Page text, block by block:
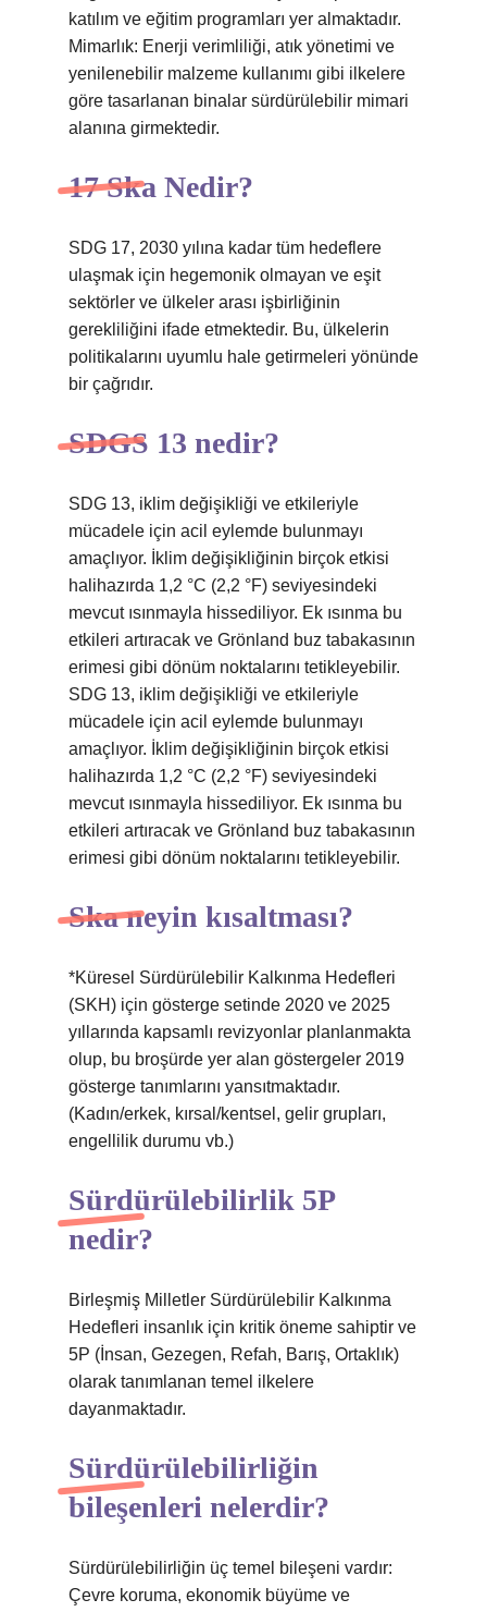
katılım ve eğitim programları yer almaktadır.
Mimarlık: Enerji verimliliği, atık yönetimi ve
yenilenebilir malzeme kullanımı gibi ilkelere
göre tasarlanan binalar sürdürülebilir mimari
alanına girmektedir.
17 Ska Nedir?
SDG 17, 2030 yılına kadar tüm hedeflere
ulaşmak için hegemonik olmayan ve eşit
sektörler ve ülkeler arası işbirliğinin
gerekliliğini ifade etmektedir. Bu, ülkelerin
politikalarını uyumlu hale getirmeleri yönünde
bir çağrıdır.
SDGS 13 nedir?
SDG 13, iklim değişikliği ve etkileriyle
mücadele için acil eylemde bulunmayı
amaçlıyor. İklim değişikliğinin birçok etkisi
halihazırda 1,2 °C (2,2 °F) seviyesindeki
mevcut ısınmayla hissediliyor. Ek ısınma bu
etkileri artıracak ve Grönland buz tabakasının
erimesi gibi dönüm noktalarını tetikleyebilir.
SDG 13, iklim değişikliği ve etkileriyle
mücadele için acil eylemde bulunmayı
amaçlıyor. İklim değişikliğinin birçok etkisi
halihazırda 1,2 °C (2,2 °F) seviyesindeki
mevcut ısınmayla hissediliyor. Ek ısınma bu
etkileri artıracak ve Grönland buz tabakasının
erimesi gibi dönüm noktalarını tetikleyebilir.
Ska neyin kısaltması?
*Küresel Sürdürülebilir Kalkınma Hedefleri
(SKH) için gösterge setinde 2020 ve 2025
yıllarında kapsamlı revizyonlar planlanmakta
olup, bu broşürde yer alan göstergeler 2019
gösterge tanımlarını yansıtmaktadır.
(Kadın/erkek, kırsal/kentsel, gelir grupları,
engellilik durumu vb.)
Sürdürülebilirlik 5P
nedir?
Birleşmiş Milletler Sürdürülebilir Kalkınma
Hedefleri insanlık için kritik öneme sahiptir ve
5P (İnsan, Gezegen, Refah, Barış, Ortaklık)
olarak tanımlanan temel ilkelere
dayanmaktadır.
Sürdürülebilirliğin
bileşenleri nelerdir?
Sürdürülebilirliğin üç temel bileşeni vardır:
Çevre koruma, ekonomik büyüme ve